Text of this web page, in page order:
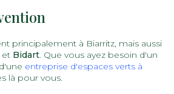
principalement à Biarritz, mais aussi
et Bidart. Que vous ayez besoin d'un
entreprise d'espaces verts à
là pour vous.